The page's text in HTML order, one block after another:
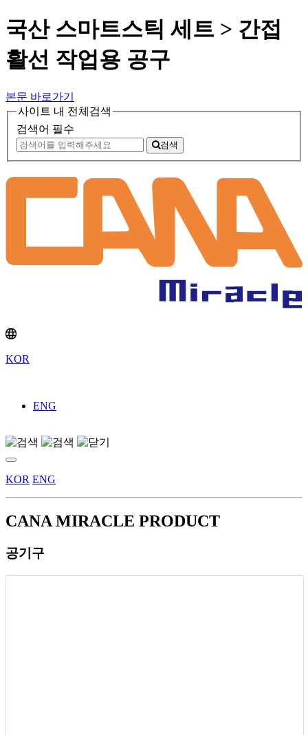
국산 스마트스틱 세트 > 간접
활선 작업용 공구
본문 바로가기
사이트 내 전체검색
검색어 필수
검색
KOR
ENG
KOR ENG
CANA MIRACLE PRODUCT
공기구